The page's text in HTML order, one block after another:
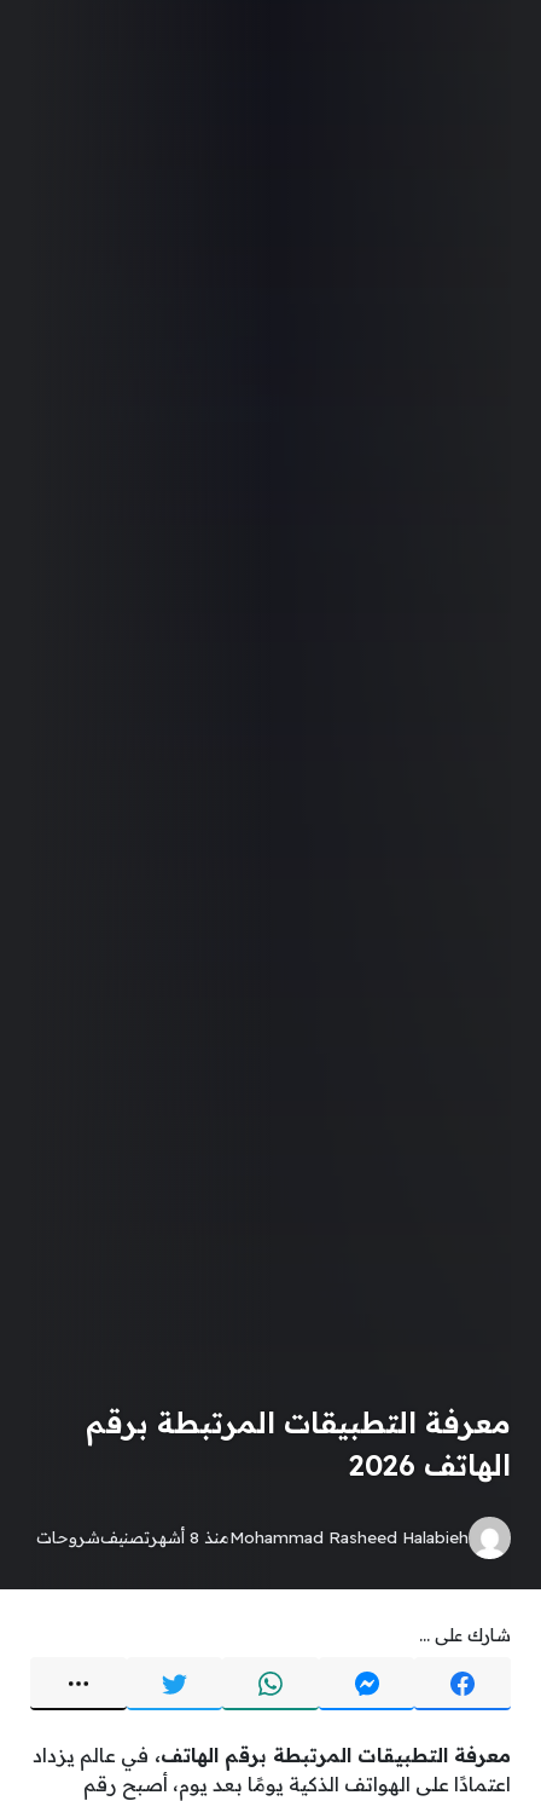
معرفة التطبيقات المرتبطة برقم
الهاتف 2026
Mohammad Rasheed Halabiehمنذ 8 أشهر تصنيفشروحات
شارك على ...
معرفة التطبيقات المرتبطة برقم الهاتف، في عالم يزداد
اعتمادًا على الهواتف الذكية يومًا بعد يوم، أصبح رقم